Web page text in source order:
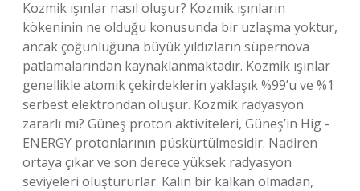
Kozmik ışınlar nasıl oluşur? Kozmik ışınların
kökeninin ne olduğu konusunda bir uzlaşma yoktur,
ancak çoğunluğuna büyük yıldızların süpernova
patlamalarından kaynaklanmaktadır. Kozmik ışınlar
genellikle atomik çekirdeklerin yaklaşık %99’u ve %1
serbest elektrondan oluşur. Kozmik radyasyon
zararlı mı? Güneş proton aktiviteleri, Güneş’in Hig -
ENERGY protonlarının püskürtülmesidir. Nadiren
ortaya çıkar ve son derece yüksek radyasyon
seviyeleri oluştururlar. Kalın bir kalkan olmadan,